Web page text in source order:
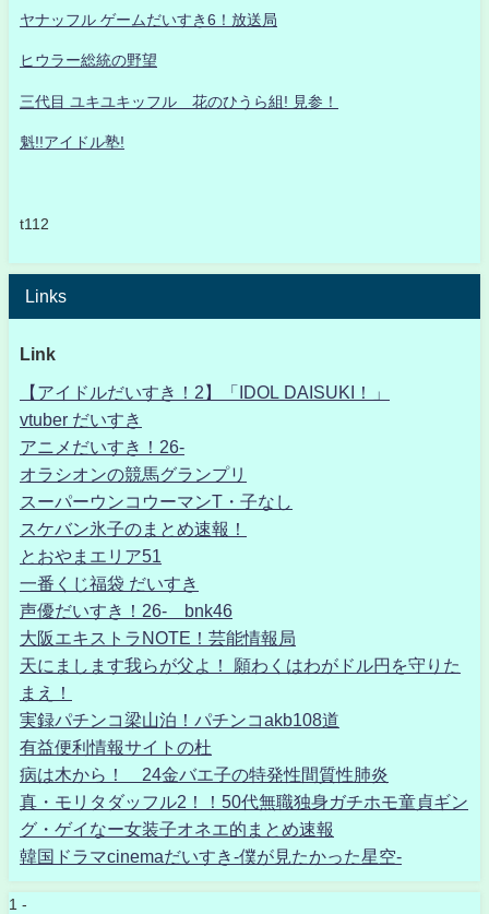
ヤナッフル ゲームだいすき6！放送局
ヒウラー総統の野望
三代目 ユキユキッフル 花のひうら組! 見参！
魁!!アイドル塾!
t112
Links
Link
【アイドルだいすき！2】「IDOL DAISUKI！」
vtuber だいすき
アニメだいすき！26-
オラシオンの競馬グランプリ
スーパーウンコウーマンT・子なし
スケバン氷子のまとめ速報！
とおやまエリア51
一番くじ福袋 だいすき
声優だいすき！26- bnk46
大阪エキストラNOTE！芸能情報局
天にまします我らが父よ！ 願わくはわがドル円を守りた
まえ！
実録パチンコ梁山泊！パチンコakb108道
有益便利情報サイトの杜
病は木から！ 24金バエ子の特発性間質性肺炎
真・モリタダッフル2！！50代無職独身ガチホモ童貞ギン
グ・ゲイなー女装子オネエ的まとめ速報
韓国ドラマcinemaだいすき-僕が見たかった星空-
1 -